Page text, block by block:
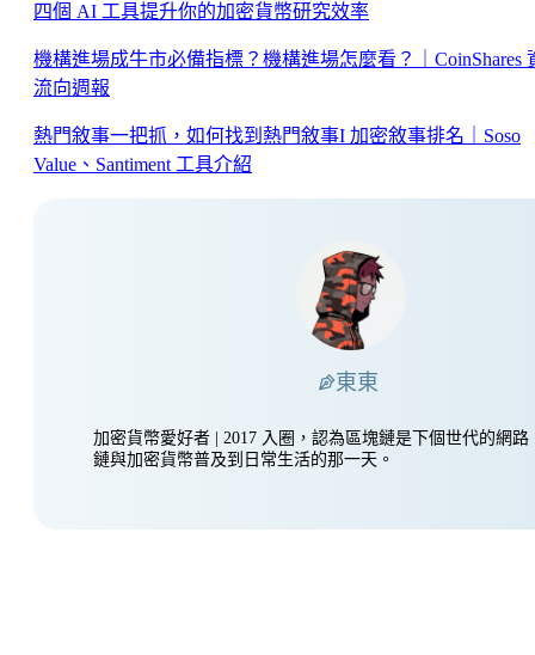
四個 AI 工具提升你的加密貨幣研究效率
機構進場成牛市必備指標？機構進場怎麼看？｜CoinShares
流向週報
熱門敘事一把抓，如何找到熱門敘事I 加密敘事排名｜Soso
Value、Santiment 工具介紹
東東
加密貨幣愛好者 | 2017 入圈，認為區塊鏈是下個世代的網路
鏈與加密貨幣普及到日常生活的那一天。